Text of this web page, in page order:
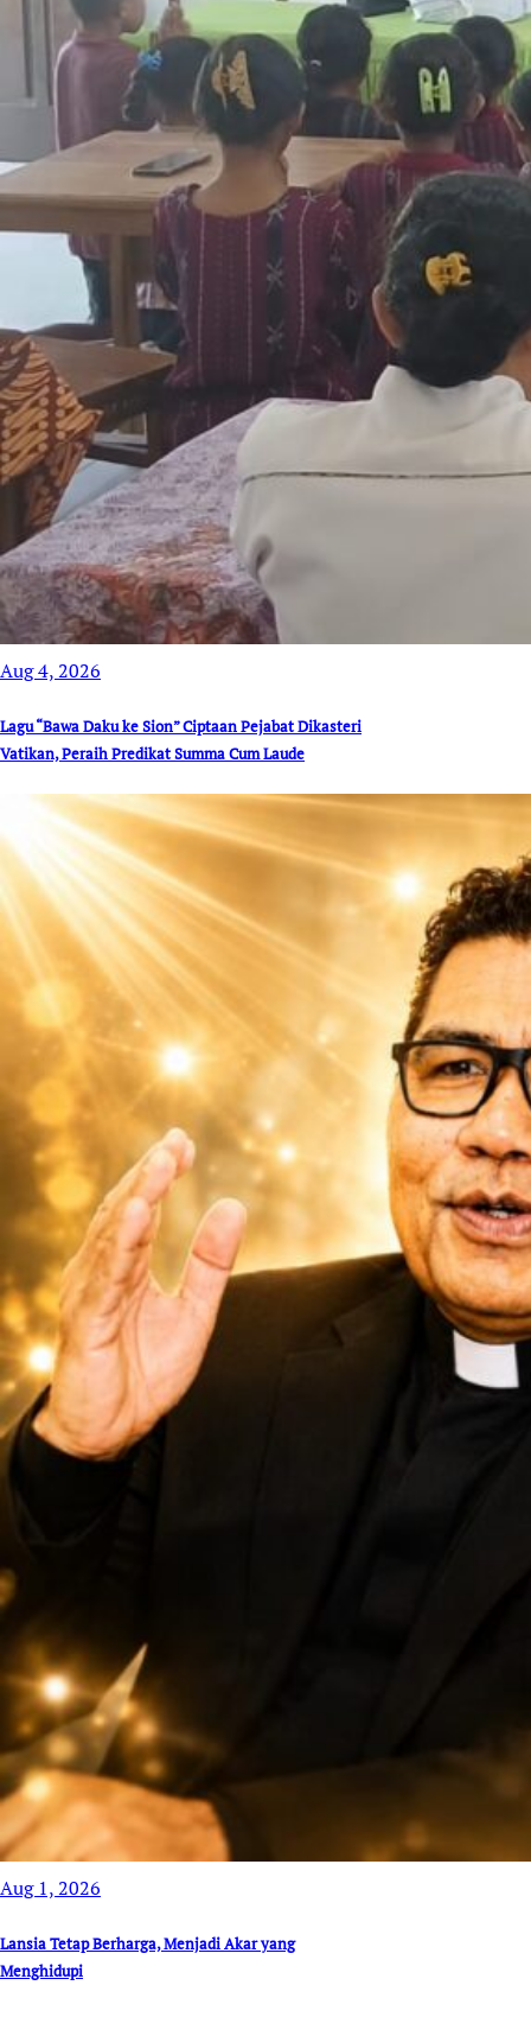
Aug 4, 2026
Lagu “Bawa Daku ke Sion” Ciptaan Pejabat Dikasteri
Vatikan, Peraih Predikat Summa Cum Laude
Aug 1, 2026
Lansia Tetap Berharga, Menjadi Akar yang
Menghidupi